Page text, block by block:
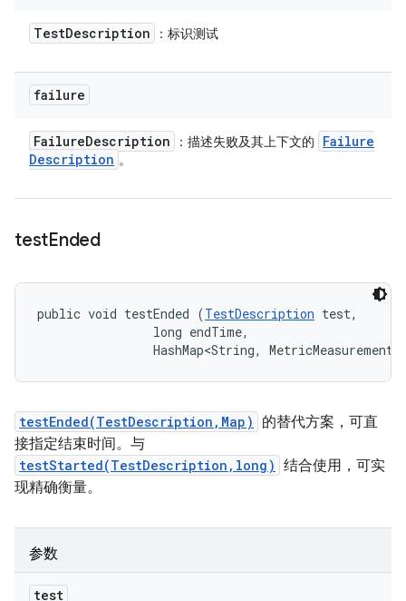
TestDescription ：标识测试
failure
FailureDescription ：描述失败及其上下文的
Failure
Description 。
testEnded
public void testEnded (TestDescription test,
                long endTime,
HashMap<String,
testEnded(TestDescription,Map)
的替代方案，可直
接指定结束时间。与
testStarted(TestDescription,long) 结合使用，可实
现精确衡量。
参数
test